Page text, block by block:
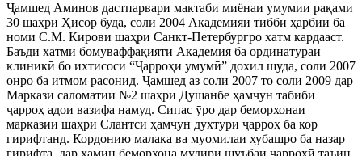
Ҷамшед Аминов дастпарвари мактаби миёнаи умумии рақами
30 шаҳри Ҳисор буда, соли 2004 Академияи тибби ҳарбии ба
номи С.М. Кирови шаҳри Санкт-Петербургро хатм кардааст.
Баъди хатми бомуваффақияти Академия ба ординатураи
клиникӣ бо ихтисоси “Ҷарроҳи умумӣ” дохил шуда, соли 2007
онро ба итмом расонид. Ҷамшед аз соли 2007 то соли 2009 дар
Маркази саломатии №2 шаҳри Душанбе ҳамчун табиби
ҷарроҳ адои вазифа намуд. Сипас ӯро дар беморхонаи
марказии шаҳри Слантси ҳамчун духтури ҷарроҳ ба кор
гирифтанд. Кордонию малака ва муомилаи хубашро ба назар